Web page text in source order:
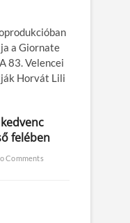
a Giornate
83. Velencei
Horvát Lili
felében
Comments